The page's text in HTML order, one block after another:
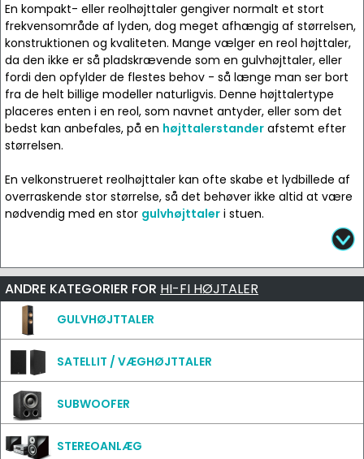
En kompakt- eller reolhøjttaler gengiver normalt et stort
frekvensområde af lyden, dog meget afhængig af størrelsen,
konstruktionen og kvaliteten. Mange vælger en reol højttaler,
da den ikke er så pladskrævende som en gulvhøjttaler, eller
fordi den opfylder de flestes behov - så længe man ser bort
fra de helt billige modeller naturligvis. Denne højttalertype
placeres enten i en reol, som navnet antyder, eller som det
bedst kan anbefales, på en højttalerstander afstemt efter
størrelsen.
En velkonstrueret reolhøjttaler kan ofte skabe et lydbillede af
overraskende stor størrelse, så det behøver ikke altid at være
nødvendig med en stor gulvhøjttaler i stuen.
ANDRE KATEGORIER FOR HI-FI HØJTALER
GULVHØJTTALER
SATELLIT / VÆGHØJTTALER
SUBWOOFER
STEREOANLÆG